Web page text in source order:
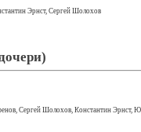
Эрнст, Сергей Шолохов
Сергей Шолохов, Константин Эрнст,